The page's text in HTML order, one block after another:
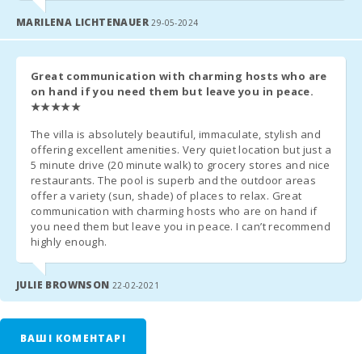
Пляж Кала
Брафi (км):
Пляж Кала
Марсал (км):
Відстань до
Місто Алкудія
(км):
Місто Феланіткс
(км):
Пaром - порт
Пальми(км):
Залізнична
Прибуття поза графіком
Ключі будуть у сейфі, якщо це можливо, а будь-які
непогашені платежі будуть сплачені наступного дня.
Якщо сейфа немає, узгодити прибуття з агентством; за пізнє
прибуття стягується додаткова плата.
Прибуття після 23:00: Додаткова плата 50 €.
Низький сезон
агентством.
Туристичний податок (Екотас)
Ставка: 2,20 € за особу за ніч протягом перших 8 днів, потім
1,10 €. Не застосовується до дітей молодше 16 років.
Оплата: Здійснюється агентству при прибутті.
Реєстрація Гостей (обов′язково)
Час прибуття та відправлення рейсів.
Номер мобільного телефону.
Інформація для гостей старше 16 років:
Повне ім′я.
MARILENA LICHTENAUER29-05-2024
Great communication with charming hosts who are
on hand if you need them but leave you in peace.
★★★★★
The villa is absolutely beautiful, immaculate, stylish and
offering excellent amenities. Very quiet location but just a
5 minute drive (20 minute walk) to grocery stores and nice
restaurants. The pool is superb and the outdoor areas
offer a variety (sun, shade) of places to relax. Great
communication with charming hosts who are on hand if
you need them but leave you in peace. I can’t recommend
highly enough.
JULIE BROWNSON 22-02-2021
ВАШІ КОМЕНТАРІ